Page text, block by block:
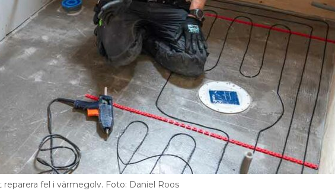
fel i värmegolv. Foto: Daniel Roos